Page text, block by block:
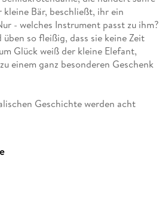
Bär, beschließt, ihr ein
- welches Instrument passt zu ihm?
so fleißig, dass sie keine Zeit
Glück weiß der kleine Elefant,
einem ganz besonderen Geschenk
Geschichte werden acht
einzelnen Instrument, sowie
Hörspiel und Hörrätseln macht